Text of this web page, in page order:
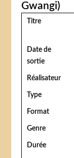
Gwangi)
Titre
Date de
sortie
Réalisateur
Type
Format
Genre
Durée